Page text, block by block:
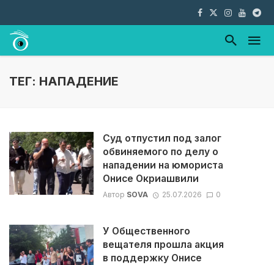
ТЕГ: НАПАДЕНИЕ
Суд отпустил под залог
обвиняемого по делу о
нападении на юмориста
Онисе Окриашвили
Автор SOVA 25.07.2026 0
У Общественного
вещателя прошла акция
в поддержку Онисе